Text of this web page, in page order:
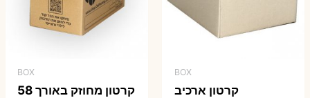
BOX
קרטון ארכיב
BOX
קרטון מחוזק באורך 58